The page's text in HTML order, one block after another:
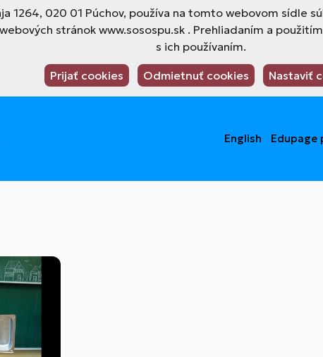
1264, 020 01 Púchov, používa na tomto webovom sídle
stránok www.sosospu.sk . Prehliadaním a
s ich používaním.
Prijať cookies Odmietnuť cookies Nastaviť
English Edupage